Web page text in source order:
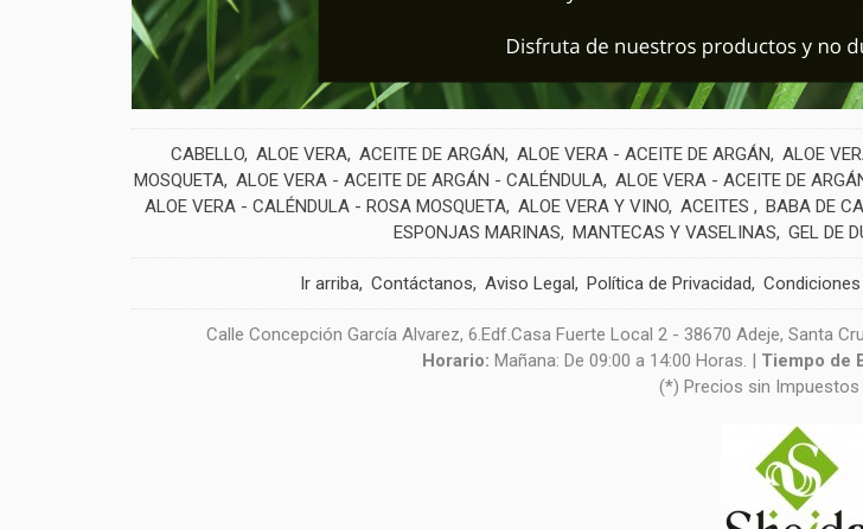
CABELLO ALOE VERA ACEITE DE ARGÁN ALOE VERA - ACEITE DE ARGÁN ALOE
MOSQUETA ALOE VERA - ACEITE DE ARGÁN - CALÉNDULA ALOE VERA - ACEITE DE
ALOE VERA - CALÉNDULA - ROSA MOSQUETA ALOE VERA Y VINO ACEITES BABA DE
ESPONJAS MARINAS MANTECAS Y VASELINAS GEL DE
Ir arriba Contáctanos Aviso Legal Política de Privacidad
Calle Concepción García Alvarez, 6.Edf.Casa Fuerte Local 2 - 38670 Adeje, Santa
Horario:Mañana: De 09:00 a 14:00 Horas. | Tiempo de
(*) Precios sin Impuestos